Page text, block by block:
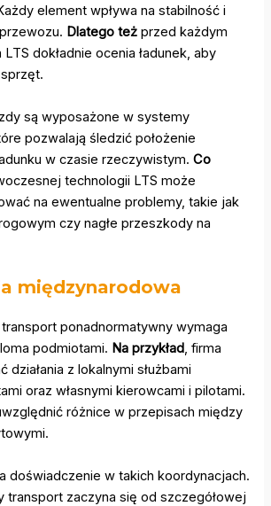
element wpływa na stabilność i
Dlatego też przed każdym
dokładnie ocenia ładunek, aby
są wyposażone w systemy
pozwalają śledzić położenie
w czasie rzeczywistym.Co
technologii LTS może
na ewentualne problemy, takie jak
czy nagłe przeszkody na
międzynarodowa
ponadnormatywny wymaga
podmiotami. Na przykład, firma
działania z lokalnymi służbami
oraz własnymi kierowcami i pilotami.
różnice w przepisach między
doświadczenie w takich koordynacjach.
transport zaczyna się od szczegółowej